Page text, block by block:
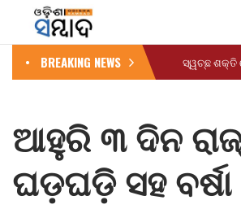
BREAKING NEWS
ଆହୁରି ୩ ଦିନ
ଘଡ଼ଘଡ଼ି ସହ ବର୍ଷା